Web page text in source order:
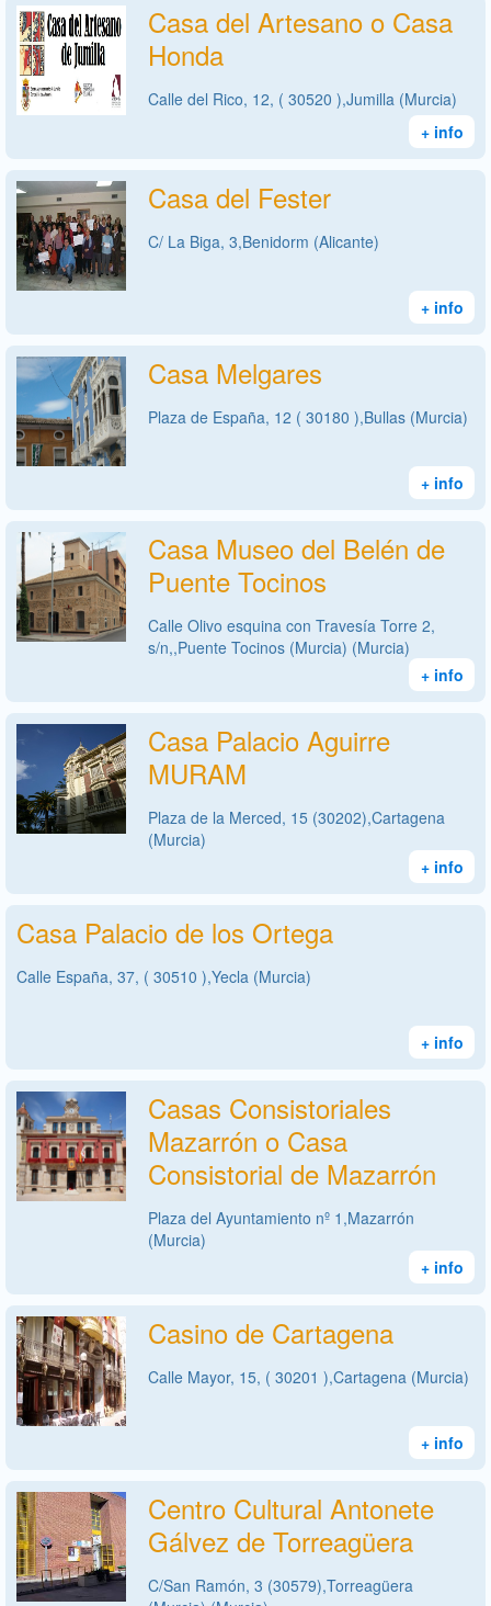
Casa del Artesano o Casa
Honda
Calle del Rico, 12, ( 30520 ),Jumilla (Murcia)
+ info
Casa del Fester
C/ La Biga, 3,Benidorm (Alicante)
+ info
Casa Melgares
Plaza de España, 12 ( 30180 ),Bullas (Murcia)
+ info
Casa Museo del Belén de
Puente Tocinos
Calle Olivo esquina con Travesía Torre 2,
s/n,,Puente Tocinos (Murcia) (Murcia)
+ info
Casa Palacio Aguirre
MURAM
Plaza de la Merced, 15 (30202),Cartagena
(Murcia)
+ info
Casa Palacio de los Ortega
Calle España, 37, ( 30510 ),Yecla (Murcia)
+ info
Casas Consistoriales
Mazarrón o Casa
Consistorial de Mazarrón
Plaza del Ayuntamiento nº 1,Mazarrón
(Murcia)
+ info
Casino de Cartagena
Calle Mayor, 15, ( 30201 ),Cartagena (Murcia)
+ info
Centro Cultural Antonete
Gálvez de Torreagüera
C/San Ramón, 3 (30579),Torreagüera